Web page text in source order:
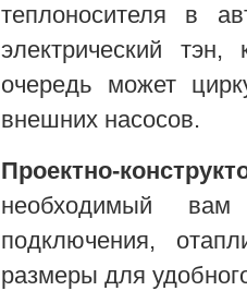
теплоносителя в
электрический
очередь может
внешних насосов.
Проектно-
необходимый
подключения,
размеры для